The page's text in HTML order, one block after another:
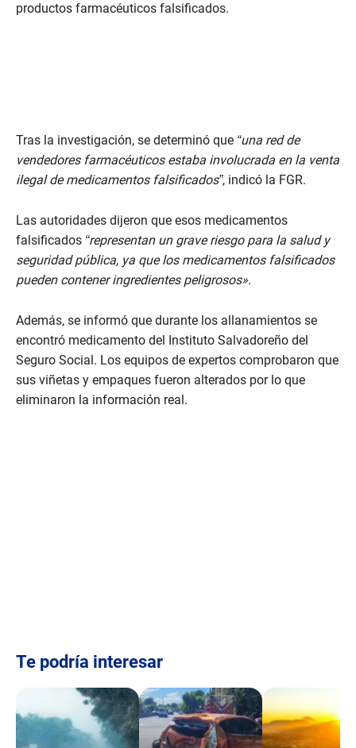
productos farmacéuticos falsificados.
Tras la investigación, se determinó que “una red de
vendedores farmacéuticos estaba involucrada en la venta
ilegal de medicamentos falsificados”, indicó la FGR.
Las autoridades dijeron que esos medicamentos
falsificados “representan un grave riesgo para la salud y
seguridad pública, ya que los medicamentos falsificados
pueden contener ingredientes peligrosos».
Además, se informó que durante los allanamientos se
encontró medicamento del Instituto Salvadoreño del
Seguro Social. Los equipos de expertos comprobaron que
sus viñetas y empaques fueron alterados por lo que
eliminaron la información real.
Te podría interesar